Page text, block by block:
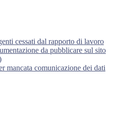
cessati dal rapporto di lavoro
da pubblicare sul sito
mancata comunicazione dei dati